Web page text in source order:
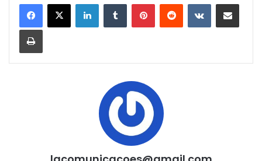
LinkedinTumblr PinterestReddit VK Compartilhar via e-mail
Imprimir